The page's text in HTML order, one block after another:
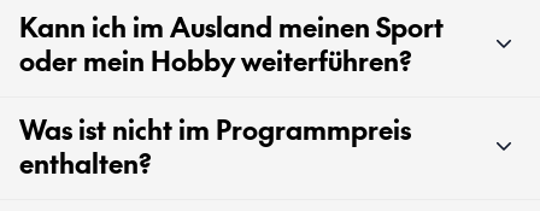
Kann ich im Ausland meinen Sport
oder mein Hobby weiterführen?
Was ist nicht im Programmpreis
enthalten?